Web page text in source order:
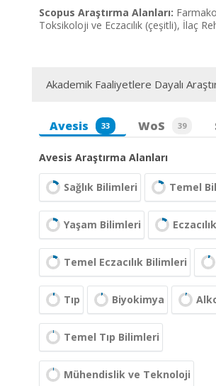
Scopus Araştırma Alanları:
Toksikoloji ve Eczacılık (çeşitli), İlaç
Akademik Faaliyetlere Dayalı
Avesis 33 WoS 39
Avesis Araştırma Alanları
Sağlık Bilimleri Temel
Yaşam Bilimleri Eczacılık
Temel Eczacılık Bilimleri
Tıp Biyokimya
Temel Tıp Bilimleri
Mühendislik ve Teknoloji